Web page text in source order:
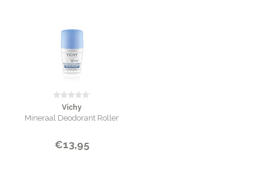
Vichy
Mineraal Deodorant Roller
€13,95